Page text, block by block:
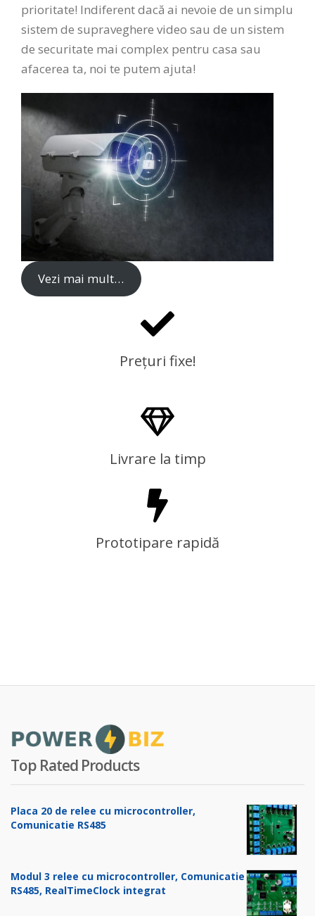
prioritate! Indiferent dacă ai nevoie de un simplu
sistem de supraveghere video sau de un sistem
de securitate mai complex pentru casa sau
afacerea ta, noi te putem ajuta!
Vezi mai mult…
Prețuri fixe!
Livrare la timp
Prototipare rapidă
Top Rated Products
Placa 20 de relee cu microcontroller,
Comunicatie RS485
Modul 3 relee cu microcontroller, Comunicatie
RS485, RealTimeClock integrat